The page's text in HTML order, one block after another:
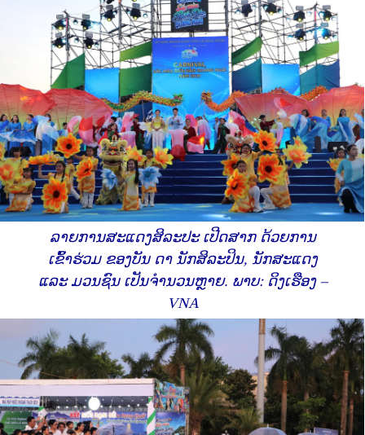
ລາຍການສະແດງສິລະປະ ເປີດສາກ ດ້ວຍການ
ເຂົ້າຮ່ວມ ຂອງບັນ ດາ ນັກສິລະປິນ, ນັກສະແດງ
ແລະ ມວນຊົນ ເປັນຈຳນວນຫຼາຍ. ພາບ: ດິງເຮືອງ –
VNA